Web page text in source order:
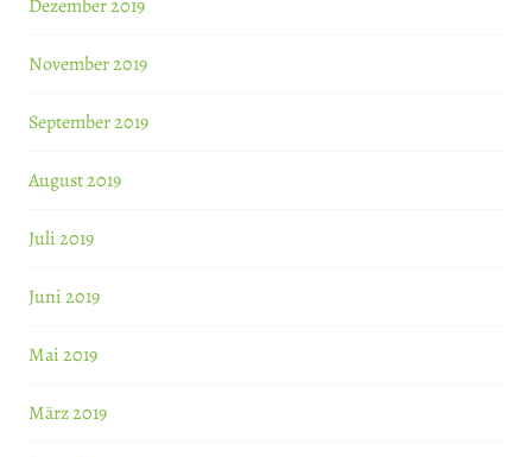
Dezember 2019
November 2019
September 2019
August 2019
Juli 2019
Juni 2019
Mai 2019
März 2019